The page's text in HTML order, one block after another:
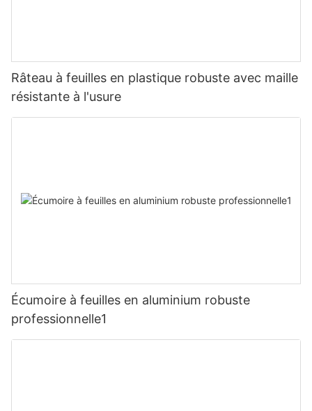
Râteau à feuilles en plastique robuste avec maille
résistante à l'usure
Écumoire à feuilles en aluminium robuste
professionnelle1